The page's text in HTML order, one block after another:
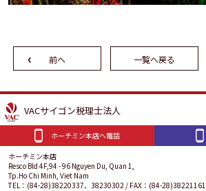
前へ 一覧へ戻る
VACサイゴン税理士法人
ホーチミン本店へ電話
ホーチミン本店
Resco Bld 4F,94 - 96 Nguyen Du, Quan 1,
Tp.Ho Chi Minh, Viet Nam
TEL：(84-28)38220337、38230302 / FAX：(84-28)38221161